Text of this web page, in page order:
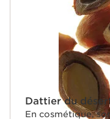
Dattier du
En cosmétique,